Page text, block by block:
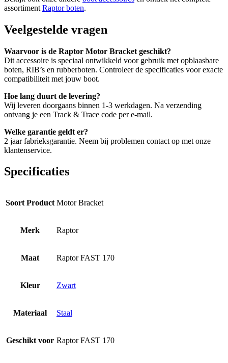
assortiment Raptor boten.
Veelgestelde vragen
Waarvoor is de Raptor Motor Bracket geschikt?
Dit accessoire is speciaal ontwikkeld voor gebruik met opblaasbare
boten, RIB’s en rubberboten. Controleer de specificaties voor exacte
compatibiliteit met jouw boot.
Hoe lang duurt de levering?
Wij leveren doorgaans binnen 1-3 werkdagen. Na verzending
ontvang je een Track & Trace code per e-mail.
Welke garantie geldt er?
2 jaar fabrieksgarantie. Neem bij problemen contact op met onze
klantenservice.
Specificaties
Soort Product Motor Bracket
Merk Raptor
Maat Raptor FAST 170
Kleur Zwart
Materiaal Staal
Geschikt voor Raptor FAST 170